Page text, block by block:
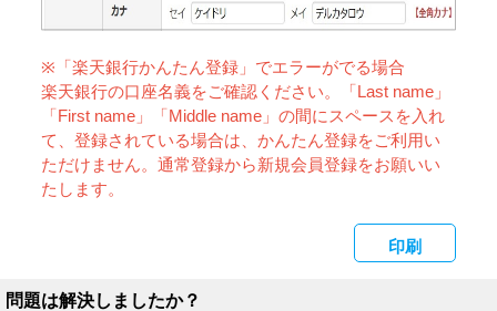
※「楽天銀行かんたん登録」でエラーがでる場合
楽天銀行の口座名義をご確認ください。「Last name」
「First name」「Middle name」の間にスペースを入れ
て、登録されている場合は、かんたん登録をご利用い
ただけません。通常登録から新規会員登録をお願いい
たします。
印刷
問題は解決しましたか？